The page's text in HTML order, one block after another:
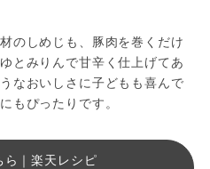
のしめじも、豚肉を巻くだけ
とみりんで甘辛く仕上げてあ
なおいしさに子どもも喜んで
もぴったりです。
ら｜楽天レシピ